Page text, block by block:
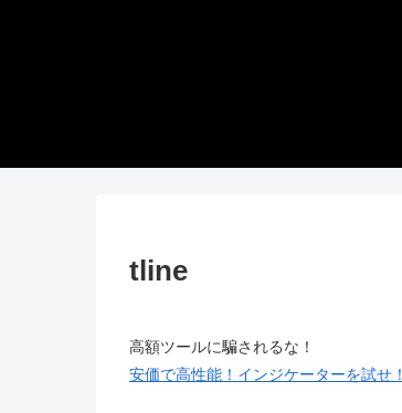
tline
高額ツールに騙されるな！
安価で高性能！インジケーターを試せ！